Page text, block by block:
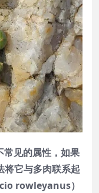
见的属性，如果
将它与多肉联系起
rowleyanus）